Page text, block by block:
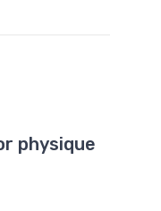
physique